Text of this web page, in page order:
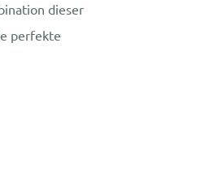
dieser
perfekte